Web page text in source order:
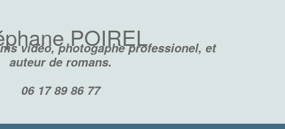
POIREL
vidéo, photogaphe professionel, et
auteur de romans.
06 17 89 86 77